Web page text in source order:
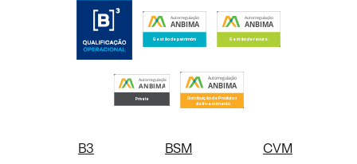
B3 BSM CVM